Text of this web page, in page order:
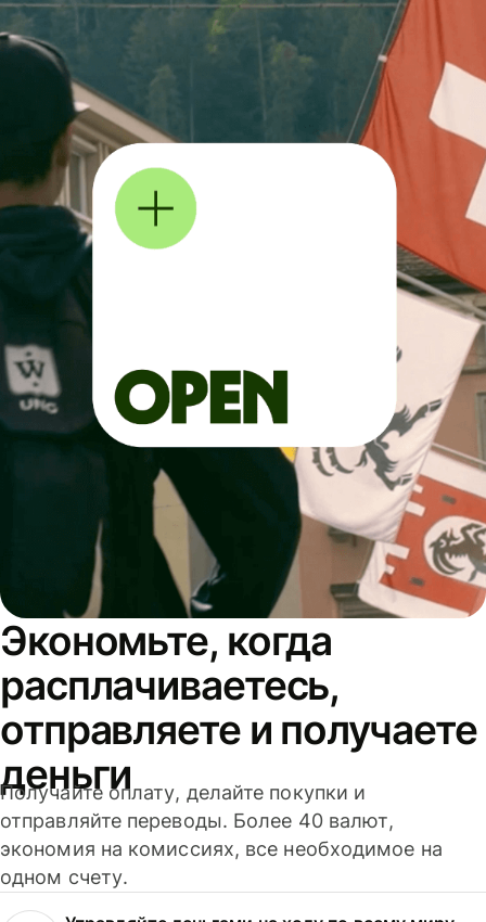
Экономьте, когда
расплачиваетесь,
отправляете и получаете
деньги
Получайте оплату, делайте покупки и
отправляйте переводы. Более 40 валют,
экономия на комиссиях, все необходимое на
одном счету.